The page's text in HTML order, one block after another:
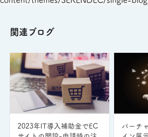
関連ブログ
2023年IT導入補助金でEC
バーチ